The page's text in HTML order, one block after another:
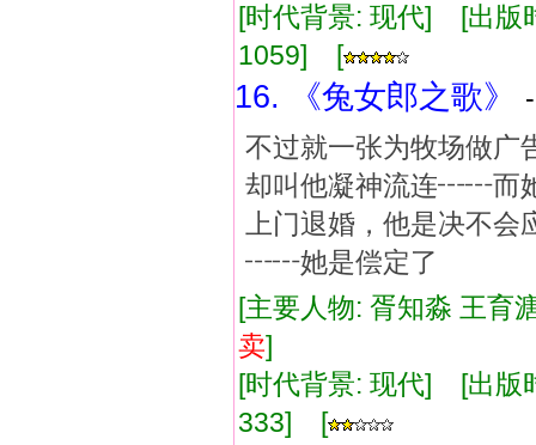
[时代背景: 现代] [出
1059] [
16. 《兔女郎之歌》
不过就一张为牧场做广
却叫他凝神流连┅┅而
上门退婚，他是决不
┅┅她是偿定了
[主要人物: 胥知淼 王
卖]
[时代背景: 现代] [出
333] [